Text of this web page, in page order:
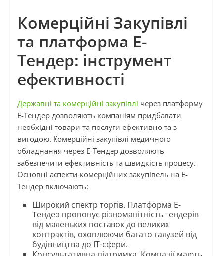
Комерційні Закупівлі
та платформа Е-
Тендер: інструмент
ефективності
Державні та комерційні закупівлі через платформу
Е-Тендер дозволяють компаніям придбавати
необхідні товари та послуги ефективно та з
вигодою. Комерційні закупівлі медичного
обладнання через Е-Тендер дозволяють
забезпечити ефективність та швидкість процесу.
Основні аспекти комерційних закупівель на Е-
Тендер включають:
Широкий спектр торгів. Платформа Е-
Тендер пропонує різноманітність тендерів
від маленьких поставок до великих
контрактів, охоплюючи багато галузей від
будівництва до IT-сфери.